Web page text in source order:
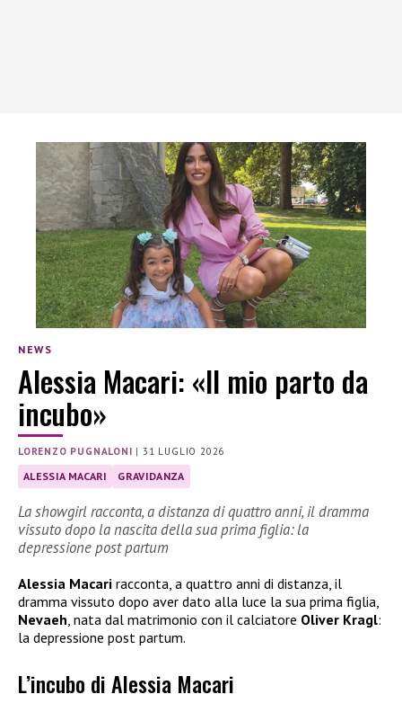
NEWS
Alessia Macari: «Il mio parto da
incubo»
LORENZO PUGNALONI |31 LUGLIO 2026
ALESSIA MACARI GRAVIDANZA
La showgirl racconta, a distanza di quattro anni, il dramma
vissuto dopo la nascita della sua prima figlia: la
depressione post partum
Alessia Macari racconta, a quattro anni di distanza, il
dramma vissuto dopo aver dato alla luce la sua prima figlia,
Nevaeh, nata dal matrimonio con il calciatore Oliver Kragl:
la depressione post partum.
L’incubo di Alessia Macari